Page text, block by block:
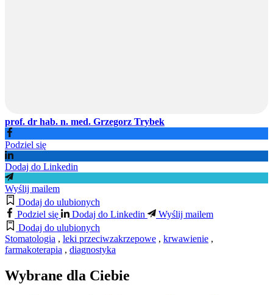
prof. dr hab. n. med. Grzegorz Trybek
Podziel się
Dodaj do Linkedin
Wyślij mailem
Dodaj do ulubionych
Podziel się
Dodaj do Linkedin
Wyślij mailem
Dodaj do ulubionych
Stomatologia , leki przeciwzakrzepowe , krwawienie ,
farmakoterapia , diagnostyka
Wybrane dla Ciebie